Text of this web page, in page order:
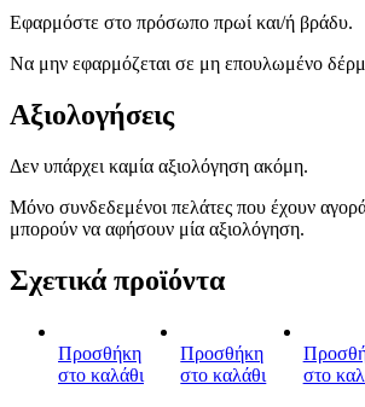
Εφαρμόστε στο πρόσωπο πρωί και/ή βράδυ.
Να μην εφαρμόζεται σε μη επουλωμένο
Αξιολογήσεις
Δεν υπάρχει καμία αξιολόγηση ακόμη.
Μόνο συνδεδεμένοι πελάτες που έχουν
μπορούν να αφήσουν μία αξιολόγηση.
Σχετικά προϊόντα
Προσθήκη
στο καλάθι
Προσθήκη
στο καλάθι
στο